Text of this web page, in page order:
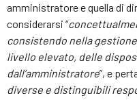
amministratore e quella di
considerarsi “
consistendo nella
livello elevato, delle
dall’amministratore”, e
diverse e distinguibili